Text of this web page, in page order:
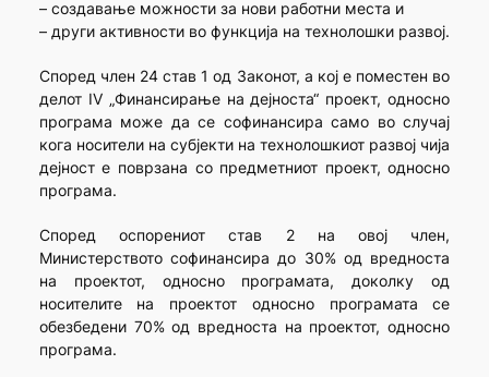
– создавање можности за нови работни места и
– други активности во функција на технолошки развој.
Според член 24 став 1 од Законот, а кој е поместен во
делот IV „Финансирање на дејноста“ проект, односно
програма може да се софинансира само во случај
кога носители на субјекти на технолошкиот развој чија
дејност е поврзана со предметниот проект, односно
програма.
Според оспорениот став 2 на овој член,
Министерството софинансира до 30% од вредноста
на проектот, односно програмата, доколку од
носителите на проектот односно програмата се
обезбедени 70% од вредноста на проектот, односно
програма.